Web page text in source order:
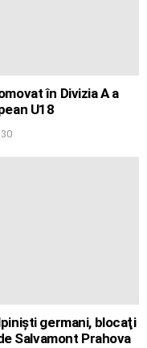
în Divizia A a
U18
germani, blocaţi
Salvamont Prahova